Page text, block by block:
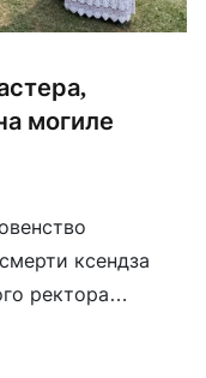
могиле
ксендза
ректора
новый